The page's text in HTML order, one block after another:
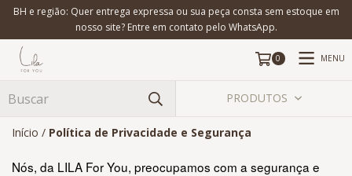
BH e região: Quer entrega expressa ou sua peça consta sem estoque em
nosso site? Entre em contato pelo WhatsApp.
0 MENU
PRODUTOS
Início / Política de Privacidade e Segurança
Nós, da LILA For You, preocupamos com a segurança e